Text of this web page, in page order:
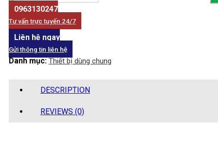
ghế
học
sinh
(loại
1
bàn,
ghế)
0963130247
Tư vấn trực tuyến 24/7
Liên hệ ngay
Gửi thông tin liên hệ
Danh mục: Thiết bị dùng chung
DESCRIPTION
REVIEWS (0)